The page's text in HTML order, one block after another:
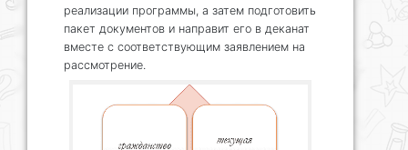
реализации программы, а затем подготовить
пакет документов и направит его в деканат
вместе с соответствующим заявлением на
рассмотрение.